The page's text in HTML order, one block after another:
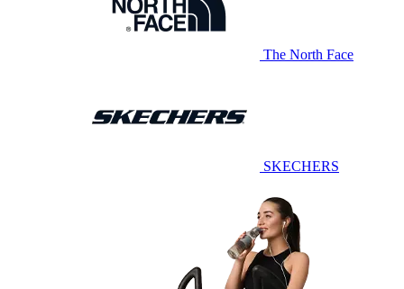
The North Face
SKECHERS